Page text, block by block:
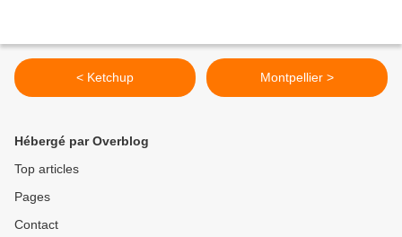
< Ketchup Montpellier >
Hébergé par Overblog
Top articles
Pages
Contact